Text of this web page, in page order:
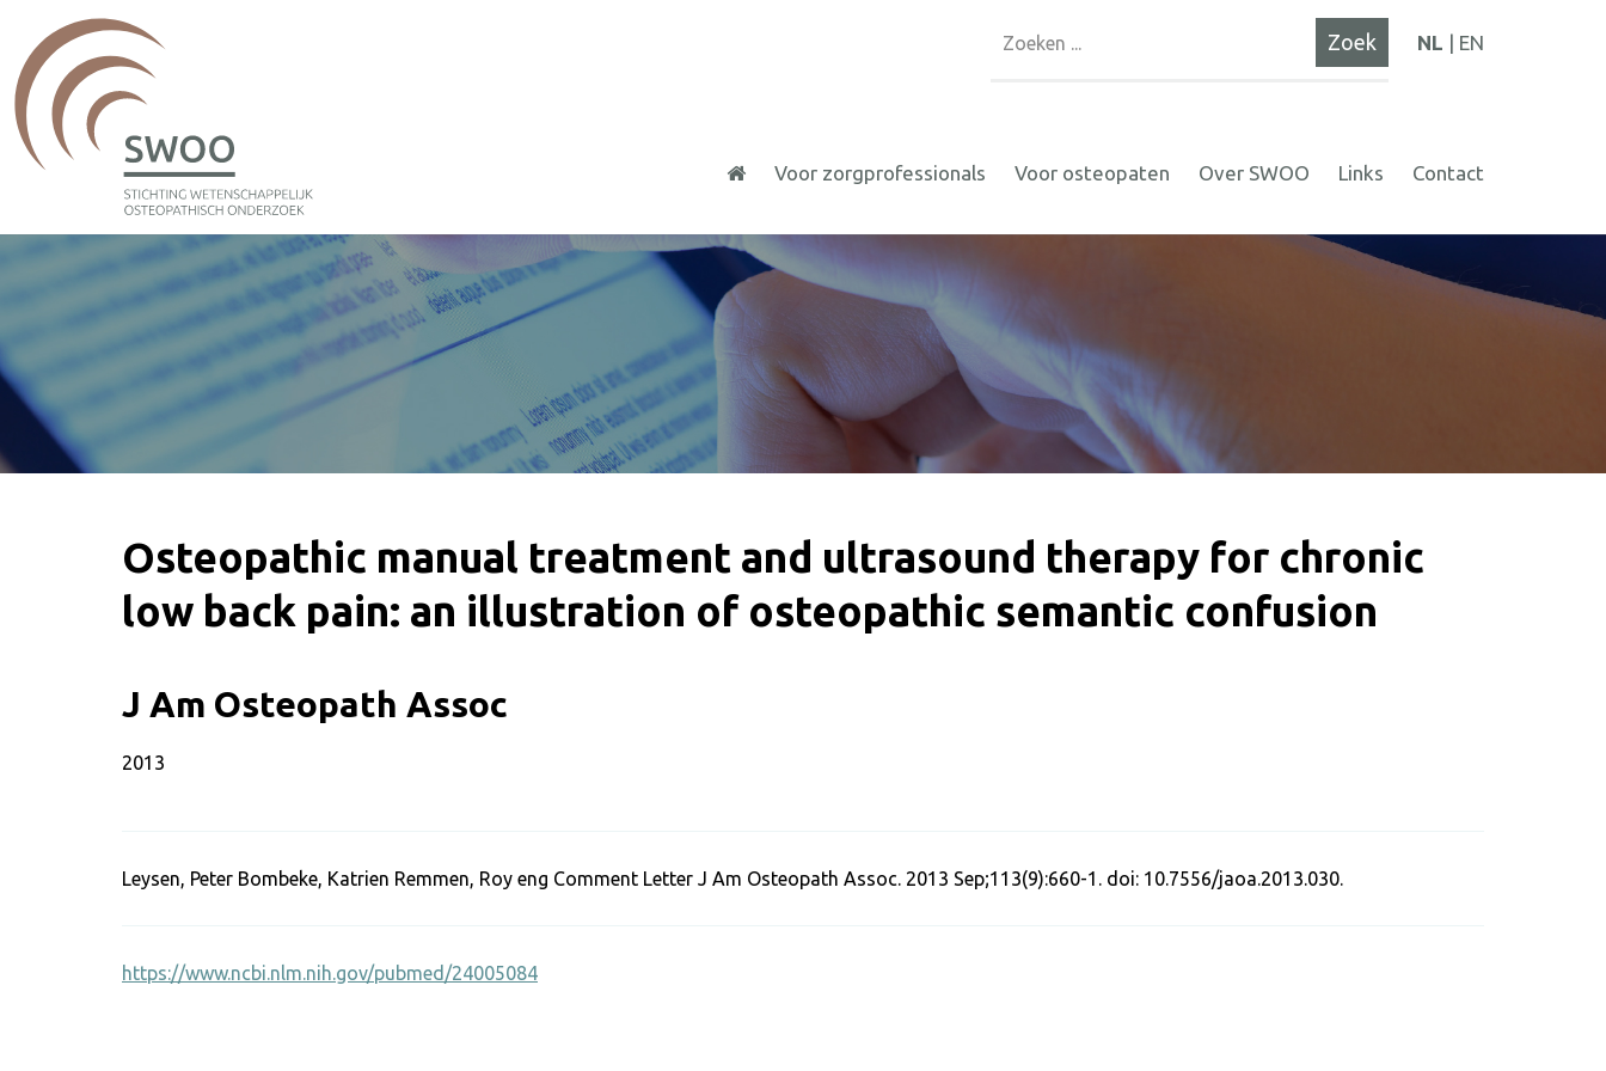
NL EN
Voor zorgprofessionals Voor osteopaten Over SWOO Links Contact
Osteopathic manual treatment and ultrasound therapy for chronic
low back pain: an illustration of osteopathic semantic confusion
J Am Osteopath Assoc
2013
Leysen, Peter Bombeke, Katrien Remmen, Roy eng Comment Letter J Am Osteopath Assoc. 2013 Sep;113(9):660-1. doi: 10.7556/jaoa.2013.030.
https://www.ncbi.nlm.nih.gov/pubmed/24005084